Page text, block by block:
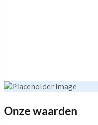
Onze waarden